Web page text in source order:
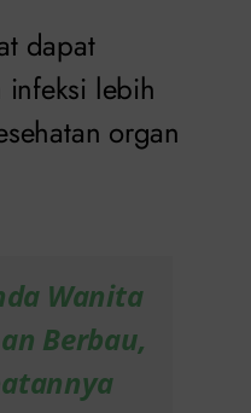
dapat
infeksi lebih
organ
Wanita
Berbau,